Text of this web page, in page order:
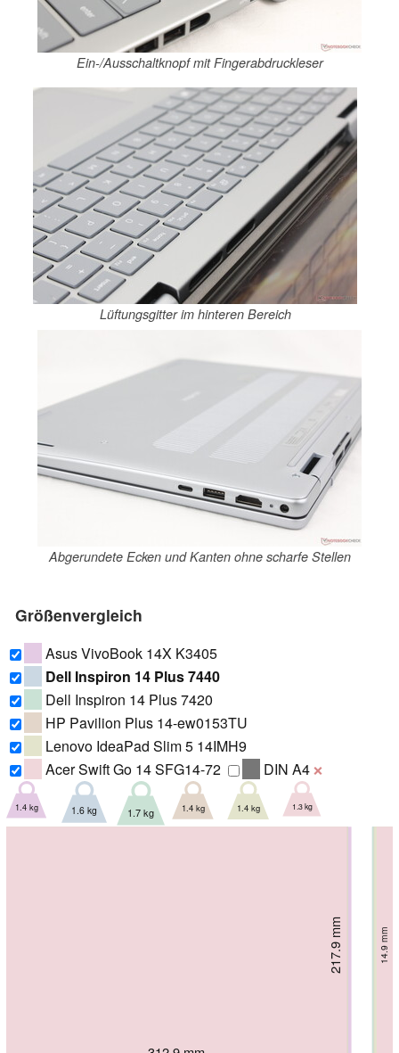
Ein-/Ausschaltknopf mit Fingerabdruckleser
Lüftungsgitter im hinteren Bereich
Abgerundete Ecken und Kanten ohne scharfe Stellen
Größenvergleich
Asus VivoBook 14X K3405
Dell Inspiron 14 Plus 7440
Dell Inspiron 14 Plus 7420
HP Pavilion Plus 14-ew0153TU
Lenovo IdeaPad Slim 5 14IMH9
Acer Swift Go 14 SFG14-72
DIN A4 ❌
222.5 mm 18.9 mm
1.4 kg
226.56 mm 18.99 mm
1.6 kg
227.5 mm 18.87 mm
1.7 kg
227 mm 17.5 mm
1.4 kg
221 mm 16.9 mm
1.4 kg
217.9 mm 14.9 mm
1.3 kg